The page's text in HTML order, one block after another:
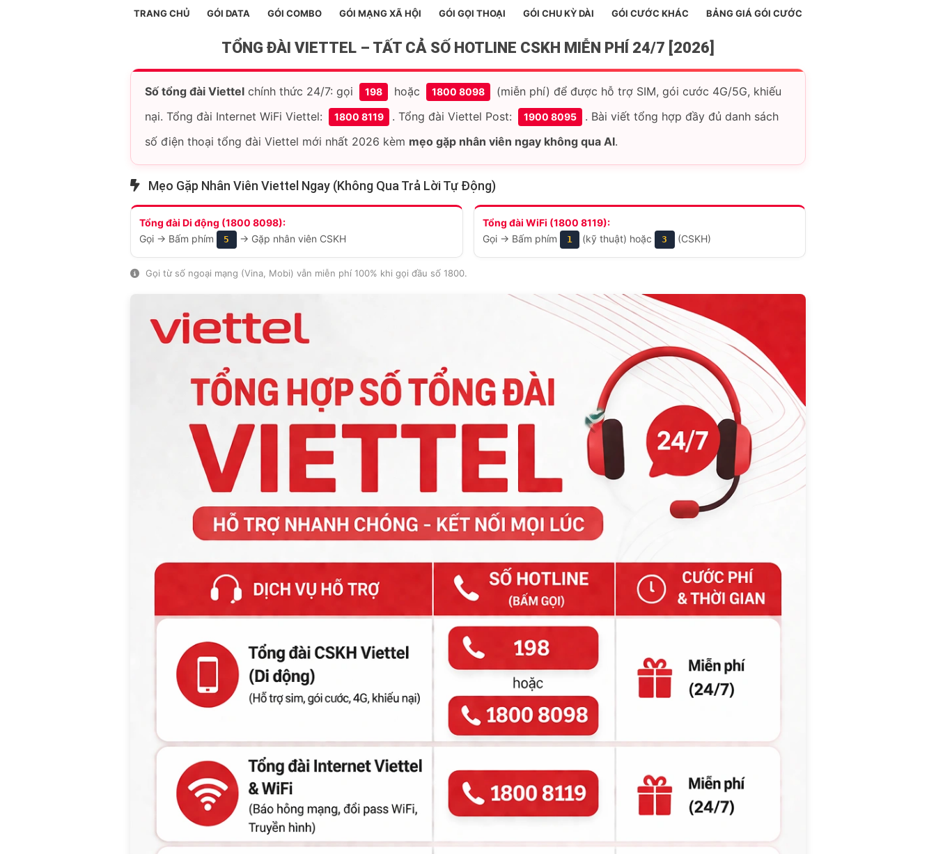
TRANG CHỦ GÓI DATA GÓI COMBO GÓI MẠNG XÃ HỘI GÓI GỌI THOẠI GÓI CHU KỲ DÀI GÓI CƯỚC KHÁC BẢNG GIÁ GÓI CƯỚC
TỔNG ĐÀI VIETTEL – TẤT CẢ SỐ HOTLINE CSKH MIỄN PHÍ 24/7 [2026]
Số tổng đài Viettel chính thức 24/7: gọi 198 hoặc 1800 8098
(miễn phí) để được hỗ trợ SIM, gói cước 4G/5G, khiếu
nại. Tổng đài Internet WiFi Viettel:
1800 8119 . Tổng đài Viettel Post: 1900 8095
. Bài viết tổng hợp đầy đủ danh sách
số điện thoại tổng đài Viettel mới nhất 2026 kèm mẹo gặp nhân viên ngay không qua AI.
Mẹo Gặp Nhân Viên Viettel Ngay (Không Qua Trả Lời Tự Động)
Tổng đài Di động (1800 8098):
Gọi → Bấm phím
5 → Gặp nhân viên CSKH
Tổng đài WiFi (1800 8119):
Gọi → Bấm phím
1 (kỹ thuật) hoặc 3 (CSKH)
Gọi từ số ngoại mạng (Vina, Mobi) vẫn miễn phí 100% khi gọi đầu số 1800.